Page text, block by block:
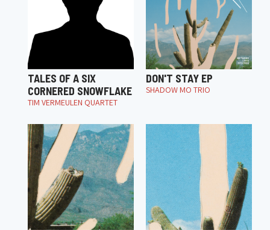
TALES OF A SIX
CORNERED SNOWFLAKE
TIM VERMEULEN QUARTET
DON'T STAY EP
SHADOW MO TRIO